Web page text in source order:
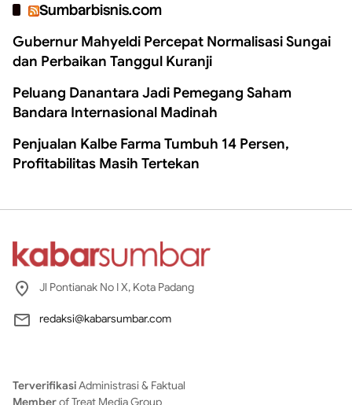
Sumbarbisnis.com
Gubernur Mahyeldi Percepat Normalisasi Sungai
dan Perbaikan Tanggul Kuranji
Peluang Danantara Jadi Pemegang Saham
Bandara Internasional Madinah
Penjualan Kalbe Farma Tumbuh 14 Persen,
Profitabilitas Masih Tertekan
Jl Pontianak No I X, Kota Padang
redaksi@kabarsumbar.com
TerverifikasiAdministrasi & Faktual